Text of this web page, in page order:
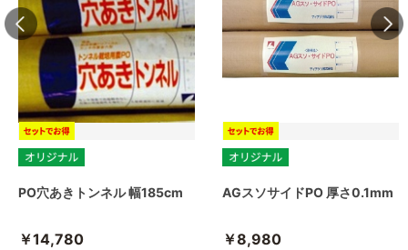
PO穴あきトンネル 幅185cm
￥14,780
AGスソサイドPO 厚さ0.1mm
￥8,980